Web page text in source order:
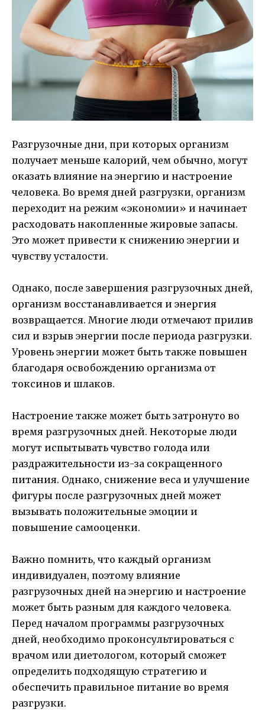
Разгрузочные дни, при которых организм
получает меньше калорий, чем обычно, могут
оказать влияние на энергию и настроение
человека. Во время дней разгрузки, организм
переходит на режим «экономии» и начинает
расходовать накопленные жировые запасы.
Это может привести к снижению энергии и
чувству усталости.
Однако, после завершения разгрузочных дней,
организм восстанавливается и энергия
возвращается. Многие люди отмечают прилив
сил и взрыв энергии после периода разгрузки.
Уровень энергии может быть также повышен
благодаря освобождению организма от
токсинов и шлаков.
Настроение также может быть затронуто во
время разгрузочных дней. Некоторые люди
могут испытывать чувство голода или
раздражительности из-за сокращенного
питания. Однако, снижение веса и улучшение
фигуры после разгрузочных дней может
вызывать положительные эмоции и
повышение самооценки.
Важно помнить, что каждый организм
индивидуален, поэтому влияние
разгрузочных дней на энергию и настроение
может быть разным для каждого человека.
Перед началом программы разгрузочных
дней, необходимо проконсультироваться с
врачом или диетологом, который сможет
определить подходящую стратегию и
обеспечить правильное питание во время
разгрузки.